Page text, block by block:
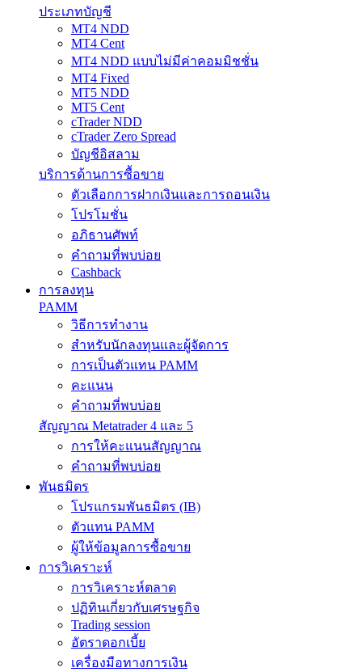
ประเภทบัญชี
MT4 NDD
MT4 Cent
MT4 NDD แบบไม่มีค่าคอมมิชชั่น
MT4 Fixed
MT5 NDD
MT5 Cent
cTrader NDD
cTrader Zero Spread
บัญชีอิสลาม
บริการด้านการซื้อขาย
ตัวเลือกการฝากเงินและการถอนเงิน
โปรโมชั่น
อภิธานศัพท์
คำถามที่พบบ่อย
Cashback
การลงทุน
PAMM
วิธีการทำงาน
สำหรับนักลงทุนและผู้จัดการ
การเป็นตัวแทน PAMM
คะแนน
คำถามที่พบบ่อย
สัญญาณ Metatrader 4 และ 5
การให้คะแนนสัญญาณ
คำถามที่พบบ่อย
พันธมิตร
โปรแกรมพันธมิตร (IB)
ตัวแทน PAMM
ผู้ให้ข้อมูลการซื้อขาย
การวิเคราะห์
การวิเคราะห์ตลาด
ปฏิทินเกี่ยวกับเศรษฐกิจ
Trading session
อัตราดอกเบี้ย
เครื่องมือทางการเงิน